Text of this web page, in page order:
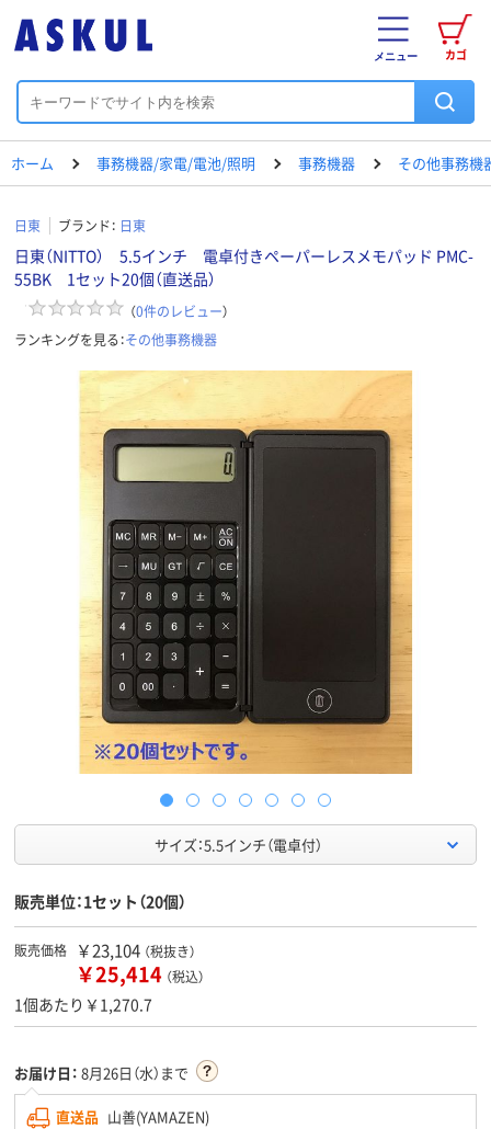
カゴ
メニュー
ホーム 事務機器/家電/電池/照明 事務機器 その他事務機
日東 ブランド： 日東
日東（NITTO） 5.5インチ 電卓付きペーパーレスメモパッド PMC-
55BK 1セット20個（直送品）
（0件のレビュー）
ランキングを見る：その他事務機器
サイズ：5.5インチ（電卓付）
販売単位：1セット（20個）
販売価格 ￥23,104 （税抜き）
￥25,414 （税込）
1個あたり￥1,270.7
お届け日： 8月26日（水）まで
直送品 山善(YAMAZEN)